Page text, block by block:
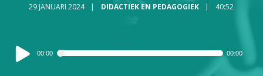
29 JANUARI 2024 DIDACTIEK EN PEDAGOGIEK 40:52
Audiospeler
00:00 00:00